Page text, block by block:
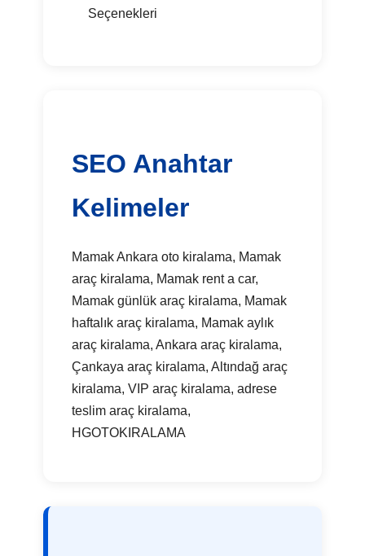
Seçenekleri
SEO Anahtar
Kelimeler
Mamak Ankara oto kiralama, Mamak
araç kiralama, Mamak rent a car,
Mamak günlük araç kiralama, Mamak
haftalık araç kiralama, Mamak aylık
araç kiralama, Ankara araç kiralama,
Çankaya araç kiralama, Altındağ araç
kiralama, VIP araç kiralama, adrese
teslim araç kiralama,
HGOTOKIRALAMA